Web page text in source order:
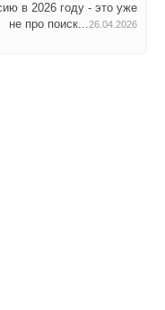
в 2026 году - это уже
не про поиск...26.04.2026